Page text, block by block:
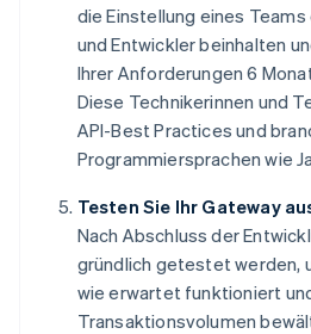
die Einstellung eines
und Entwickler beinhalten
Ihrer Anforderungen 6
Diese Technikerinnen und
API-Best Practices und
Programmiersprachen wie
Testen Sie Ihr Gateway
Nach Abschluss der
gründlich getestet werden,
wie erwartet funktioniert
Transaktionsvolumen